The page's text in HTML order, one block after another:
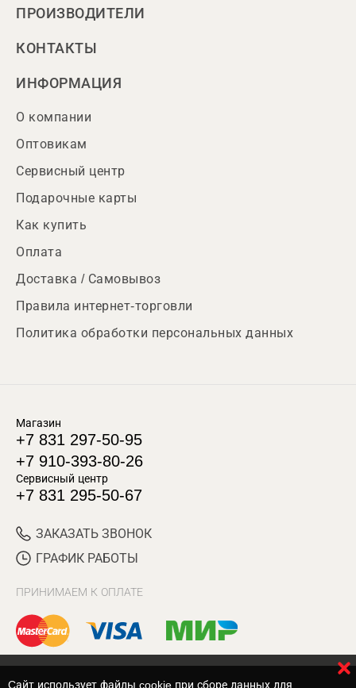
ПРОИЗВОДИТЕЛИ
КОНТАКТЫ
ИНФОРМАЦИЯ
О компании
Оптовикам
Сервисный центр
Подарочные карты
Как купить
Оплата
Доставка / Самовывоз
Правила интернет-торговли
Политика обработки персональных данных
Магазин
+7 831 297-50-95
+7 910-393-80-26
Сервисный центр
+7 831 295-50-67
ЗАКАЗАТЬ ЗВОНОК
ГРАФИК РАБОТЫ
ПРИНИМАЕМ К ОПЛАТЕ
Cайт использует файлы cookie при сборе данных для